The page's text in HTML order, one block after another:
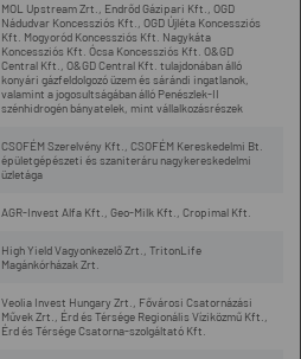
MOL Upstream Zrt., Endrőd Gázipari Kft., OGD
Nádudvar Koncessziós Kft., OGD Újléta Koncessziós
Kft. Mogyoród Koncessziós Kft. Nagykáta
Koncessziós Kft. Ócsa Koncessziós Kft. O&GD
Central Kft., O&GD Central Kft. tulajdonában álló
konyári gázfeldolgozó üzem és sárándi ingatlanok,
valamint a jogosultságában álló Penészlek-II
szénhidrogén bányatelek, mint vállalkozásrészek
CSOFÉM Szerelvény Kft., CSOFÉM Kereskedelmi Bt.
épületgépészeti és szaniteráru nagykereskedelmi
üzletága
AGR-Invest Alfa Kft., Geo-Milk Kft., Cropimal Kft.
High Yield Vagyonkezelő Zrt., TritonLife
Magánkórházak Zrt.
Veolia Invest Hungary Zrt., Fővárosi Csatornázási
Művek Zrt., Érd és Térsége Regionális Víziközmű Kft.,
Érd és Térsége Csatorna-szolgáltató Kft.